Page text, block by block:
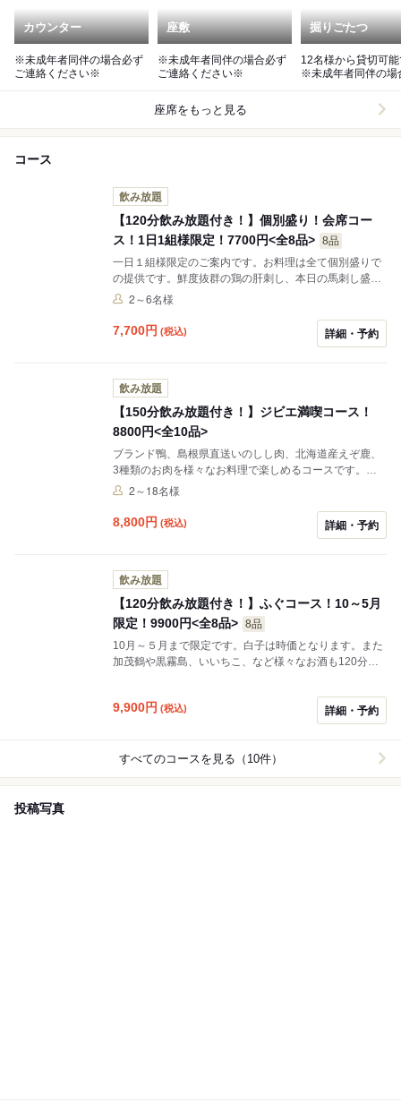
カウンター
※未成年者同伴の場合必ず
ご連絡ください※
座敷
※未成年者同伴の場合必ず
ご連絡ください※
掘りごたつ
12名様から貸切可
※未成年者同伴の場
座席をもっと見る
コース
飲み放題
【120分飲み放題付き！】個別盛り！会席コー
ス！1日1組様限定！7700円<全8品> 8品
一日１組様限定のご案内です。お料理は全て個別盛りで
の提供です。鮮度抜群の鶏の肝刺し、本日の馬刺し盛り
もセットに！また加茂鶴や黒霧島、いいちこ、など様々
ろいでいただけます。
2～6名様
7,700円 (税込) 詳細・予約
飲み放題
【150分飲み放題付き！】ジビエ満喫コース！
8800円<全10品>
ブランド鴨、島根県直送いのしし肉、北海道産えぞ鹿、
3種類のお肉を様々なお料理で楽しめるコースです。鮮
度抜群の鶏の肝刺し、本日の馬刺し盛りもセットに！ま
の飲み放題付きなので、ゆっくりとくつろいでいただけ
2～18名様
8,800円 (税込) 詳細・予約
飲み放題
【120分飲み放題付き！】ふぐコース！10～5月
限定！9900円<全8品> 8品
10月～５月まで限定です。白子は時価となります。また
加茂鶴や黒霧島、いいちこ、など様々なお酒も120分の
9,900円 (税込) 詳細・予約
すべてのコースを見る（10件）
投稿写真